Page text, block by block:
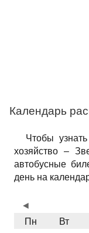
Календарь
Чтобы
хозяйство –
автобусные
день на
Пн
Вт
◄